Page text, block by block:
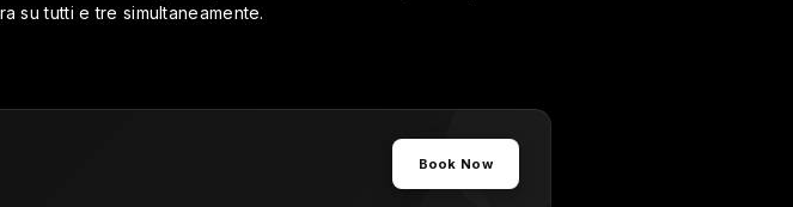
su tutti e tre simultaneamente.
Book Now